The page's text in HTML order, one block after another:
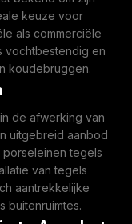
keuze voor
als commerciële
vochtbestendig en
koudebruggen.
de afwerking van
uitgebreid aanbod
tegels
van tegels
aantrekkelijke
buitenruimtes.